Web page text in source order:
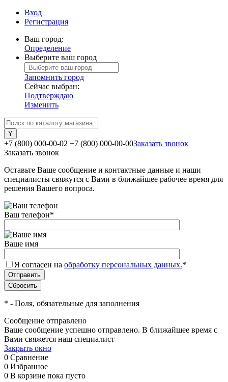
Вход
Регистрация
Ваш город:
Определение
Выберите ваш город
Запомнить город
Сейчас выбран:
Подтверждаю
Изменить
+7 (800) 000-00-02 +7 (800) 000-00-00Заказать звонок
Заказать звонок
Оставьте Ваше сообщение и контактные данные и наши
специалисты свяжутся с Вами в ближайшее рабочее время для
решения Вашего вопроса.
Ваш телефон*
Ваше имя
Я согласен на обработку персональных данных.*
* - Поля, обязательные для заполнения
Сообщение отправлено
Ваше сообщение успешно отправлено. В ближайшее время с
Вами свяжется наш специалист
Закрыть окно
0 Сравнение
0 Избранное
0 В корзине пока пусто